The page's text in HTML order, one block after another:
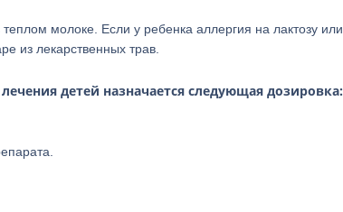
молоке. Если у ребенка аллергия на лактозу или
из лекарственных трав.
детей назначается следующая дозировка: